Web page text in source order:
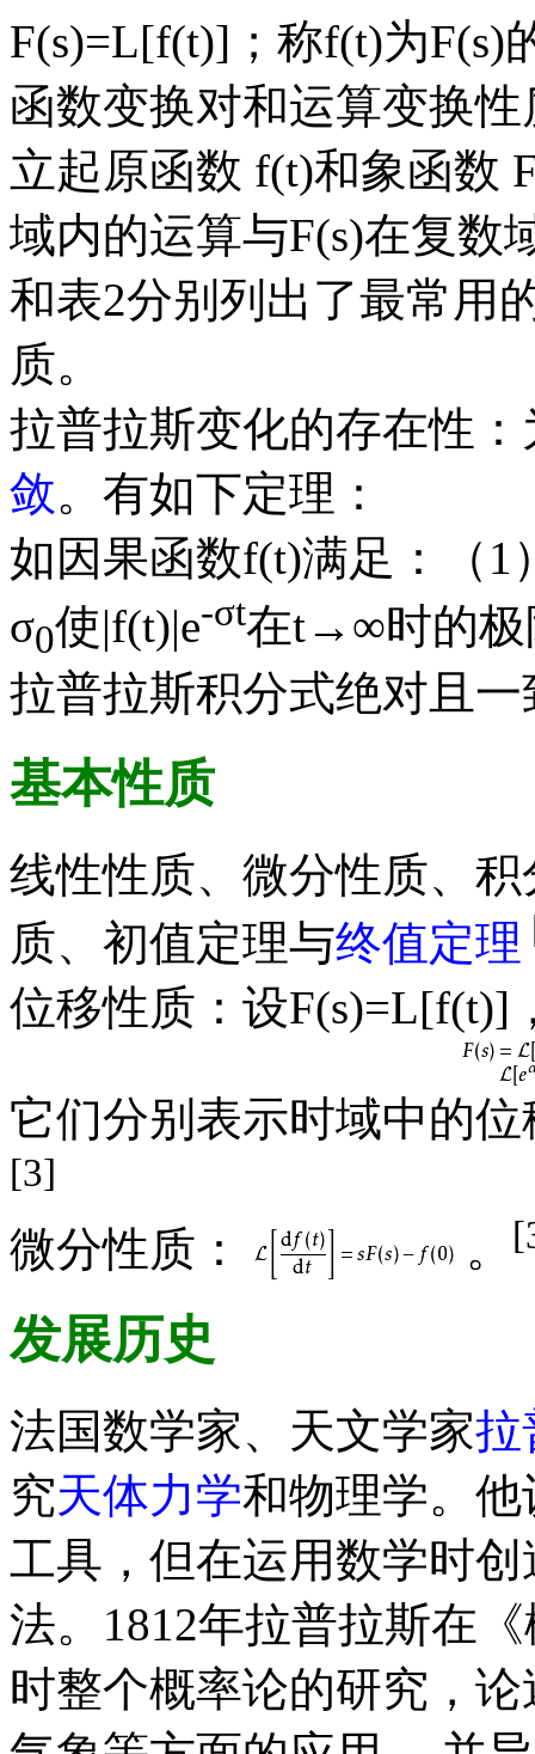
F(s)=L[f(t)]；称f(t)为F(s)
函数变换对和运算变换
立起原函数 f(t)和象函数
域内的运算与F(s)在复数
和表2分别列出了最常用
质。
拉普拉斯变化的存在性
敛。有如下定理：
如因果函数f(t)满足：（1
σ0使|f(t)|e-σt在t→∞时的极
拉普拉斯积分式绝对且
基本性质
线性性质、微分性质、
质、初值定理与终值定理
位移性质：设F(s)=L[f(t)]
它们分别表示时域中的
[3]
微分性质： 。
发展历史
法国数学家、天文学家拉
究天体力学和物理学。
工具，但在运用数学时
法。1812年拉普拉斯在
时整个概率论的研究，